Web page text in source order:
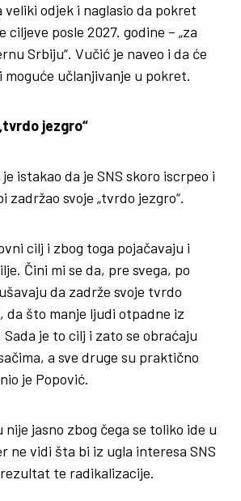
odjek i naglasio da pokret
ciljeve posle 2027. godine – „za
Srbiju“. Vučić je naveo i da će
moguće učlanjivanje u pokret.
jezgro“
istakao da je SNS skoro iscrpeo i
zadržao svoje „tvrdo jezgro“.
cilj i zbog toga pojačavaju i
Čini mi se da, pre svega, po
da zadrže svoje tvrdo
da što manje ljudi otpadne iz
je to cilj i zato se obraćaju
a sve druge su praktično
je Popović.
nije jasno zbog čega se toliko ide u
ne vidi šta bi iz ugla interesa SNS
te radikalizacije.